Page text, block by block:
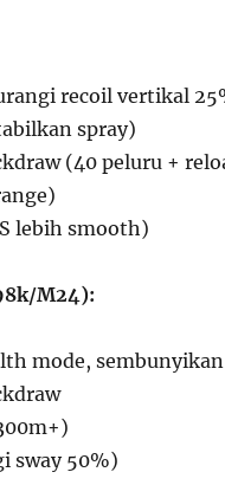
recoil vertikal
spray)
(40 peluru +
lebih smooth)
M24):
mode,
sway 50%)